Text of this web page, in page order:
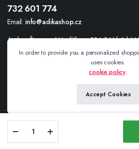
Vánoční
732 601 774
Email: info@adikashop.cz
Andrea Šimonová Havlíčkova 234/1 Valašské
In order to provide you a personalized
uses cookies.
cookie policy.
Accept Cookies
Store